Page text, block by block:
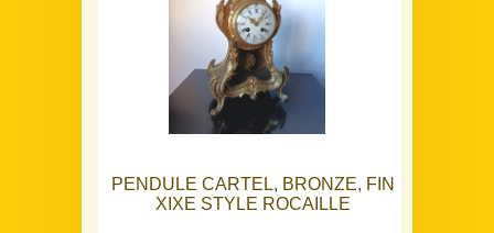
PENDULE CARTEL, BRONZE, FIN
XIXE STYLE ROCAILLE